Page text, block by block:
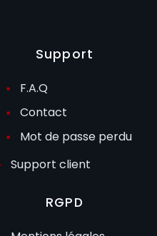
Support
F.A.Q
Contact
Mot de passe perdu
Support client
RGPD